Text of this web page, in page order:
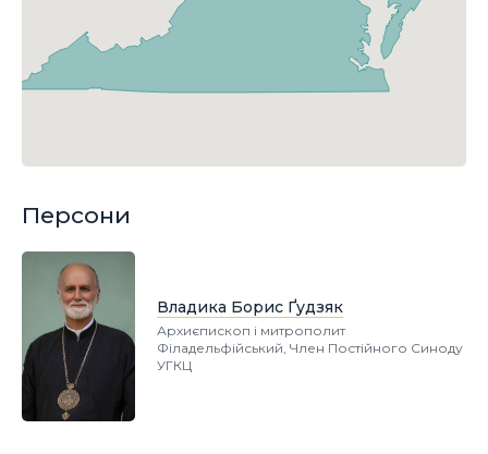
Персони
Владика Борис Ґудзяк
Архиєпископ і митрополит
Філадельфійський, Член Постійного Синоду
УГКЦ